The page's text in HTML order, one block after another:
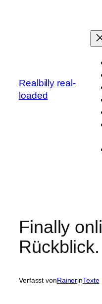
Realbilly real-
loaded
Finally
Rückblick.
Verfasst vonRainerinTexte